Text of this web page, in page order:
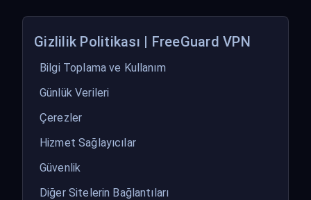
Gizlilik Politikası | FreeGuard VPN
Bilgi Toplama ve Kullanım
Günlük Verileri
Çerezler
Hizmet Sağlayıcılar
Güvenlik
Diğer Sitelerin Bağlantıları